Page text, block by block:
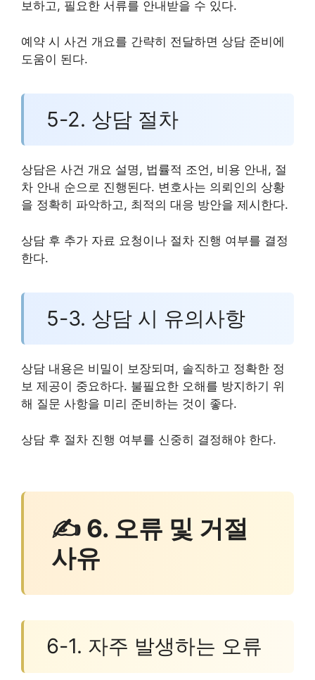
보하고, 필요한 서류를 안내받을 수 있다.
예약 시 사건 개요를 간략히 전달하면 상담 준비에
도움이 된다.
5-2. 상담 절차
상담은 사건 개요 설명, 법률적 조언, 비용 안내, 절
차 안내 순으로 진행된다. 변호사는 의뢰인의 상황
을 정확히 파악하고, 최적의 대응 방안을 제시한다.
상담 후 추가 자료 요청이나 절차 진행 여부를 결정
한다.
5-3. 상담 시 유의사항
상담 내용은 비밀이 보장되며, 솔직하고 정확한 정
보 제공이 중요하다. 불필요한 오해를 방지하기 위
해 질문 사항을 미리 준비하는 것이 좋다.
상담 후 절차 진행 여부를 신중히 결정해야 한다.
✍ 6. 오류 및 거절
사유
6-1. 자주 발생하는 오류